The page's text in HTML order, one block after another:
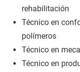
rehabilitación
Técnico en
polímeros
Técnico en
Técnico en